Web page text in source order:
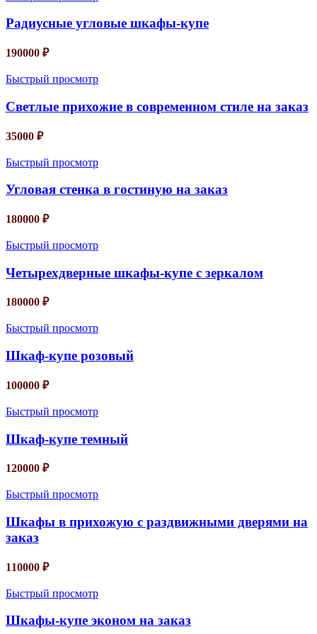
Радиусные угловые шкафы-купе
190000 ₽
Быстрый просмотр
Светлые прихожие в современном стиле на заказ
35000 ₽
Быстрый просмотр
Угловая стенка в гостиную на заказ
180000 ₽
Быстрый просмотр
Четырехдверные шкафы-купе с зеркалом
180000 ₽
Быстрый просмотр
Шкаф-купе розовый
100000 ₽
Быстрый просмотр
Шкаф-купе темный
120000 ₽
Быстрый просмотр
Шкафы в прихожую с раздвижными дверями на
заказ
110000 ₽
Быстрый просмотр
Шкафы-купе эконом на заказ